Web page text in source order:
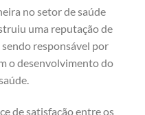
no setor de saúde
uma reputação de
responsável por
o desenvolvimento do
de satisfação entre os